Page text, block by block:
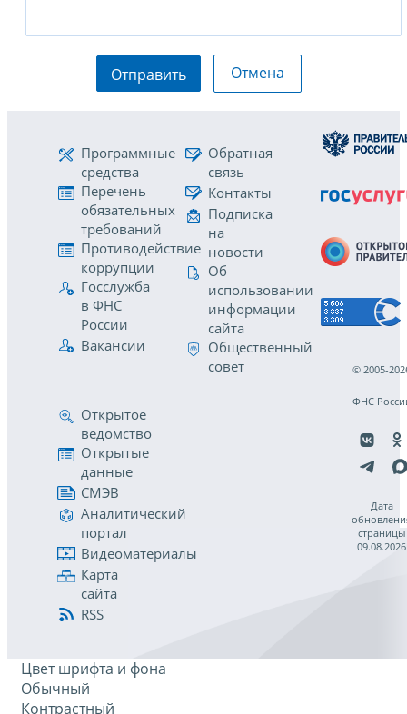
Отправить Отмена
Программные
средства
Перечень
обязательных
требований
Противодействие
коррупции
Госслужба
в ФНС
России
Вакансии
Обратная
связь
Контакты
Подписка
на
новости
Об
использовании
информации
сайта
Общественный
совет
Открытое
ведомство
Открытые
данные
СМЭВ
Аналитический
портал
Видеоматериалы
Карта
сайта
RSS
© 2005-
ФНС
Дата
страницы
09.08.2026
Цвет шрифта и фона
Обычный
Контрастный